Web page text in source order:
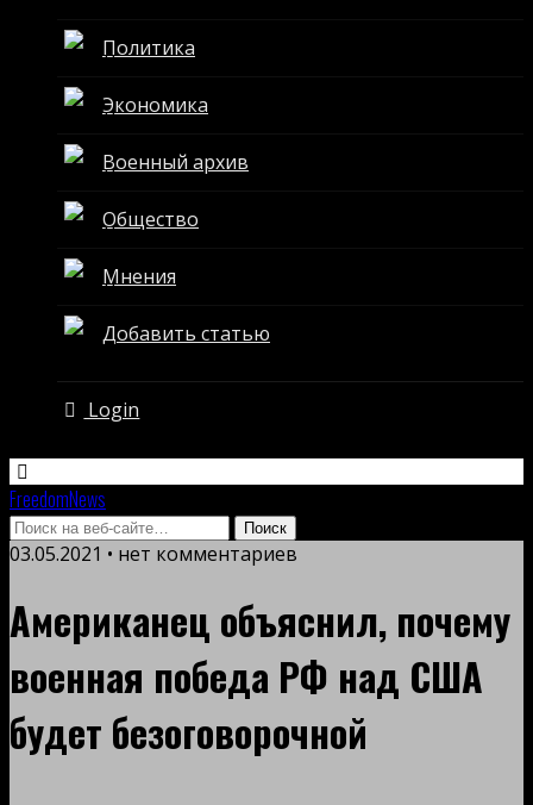
Политика
Экономика
Военный архив
Общество
Мнения
Добавить статью
Login
FreedomNews
03.05.2021 • нет комментариев
Американец объяснил, почему
военная победа РФ над США
будет безоговорочной